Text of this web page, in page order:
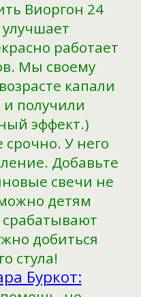
Виоргон 24
работает
Мы своему
капали
и получили
эффект.)
срочно. У него
Добавьте
свечи не
детям
срабатывают
добиться
стула!
Буркот: